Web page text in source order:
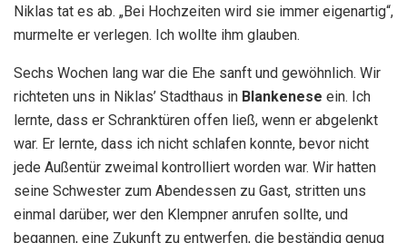
Niklas tat es ab. „Bei Hochzeiten wird sie immer eigenartig“,
murmelte er verlegen. Ich wollte ihm glauben.
Sechs Wochen lang war die Ehe sanft und gewöhnlich. Wir
richteten uns in Niklas’ Stadthaus in Blankenese ein. Ich
lernte, dass er Schranktüren offen ließ, wenn er abgelenkt
war. Er lernte, dass ich nicht schlafen konnte, bevor nicht
jede Außentür zweimal kontrolliert worden war. Wir hatten
seine Schwester zum Abendessen zu Gast, stritten uns
einmal darüber, wer den Klempner anrufen sollte, und
begannen, eine Zukunft zu entwerfen, die beständig genug